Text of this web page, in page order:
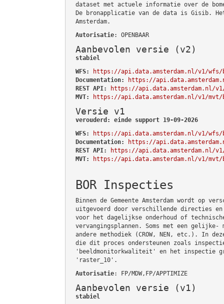
dataset met actuele informatie over de
De bronapplicatie van de data is Gisib. Het
Amsterdam.
Autorisatie: OPENBAAR
Aanbevolen versie (v2)
stabiel
WFS:
https://api.data.amsterdam.nl/v1/wfs/
Documentation:
https://
REST API:
https://api.data.amsterdam.nl/v1/
MVT:
https://api.data.amsterdam.nl/v1/mvt/
Versie v1
verouderd: einde support 19-09-2026
WFS:
https://api.data.amsterdam.nl/v1/wfs/
Documentation:
https://
REST API:
https://api.data.amsterdam.nl/v1/
MVT:
https://api.data.amsterdam.nl/v1/mvt/
BOR Inspecties
Binnen de Gemeente Amsterdam wordt op
uitgevoerd door verschillende directies
voor het dagelijkse onderhoud of
vervangingsplannen. Soms met een gelijke-
andere methodiek (CROW, NEN, etc.). In
die dit proces ondersteunen zoals
'beeldmonitorkwaliteit' en het inspectie
'raster_10'.
Autorisatie: FP/MDW,FP/APPTIMIZE
Aanbevolen versie (v1)
stabiel